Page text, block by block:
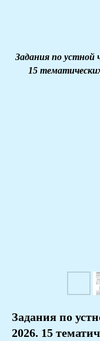
Задания по устной
15
Задания по
2026. 15